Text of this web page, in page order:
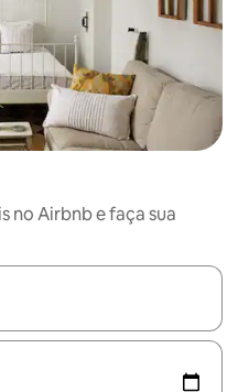
no Airbnb e faça sua
disponíveis, explore-os